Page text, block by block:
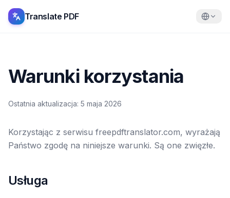
Translate PDF
Warunki korzystania
Ostatnia aktualizacja: 5 maja 2026
Korzystając z serwisu freepdftranslator.com, wyrażają
Państwo zgodę na niniejsze warunki. Są one zwięzłe.
Usługa